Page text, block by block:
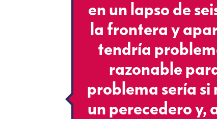
en un lapso de
la frontera y
tendría
razonable
problema sería si
un perecedero y,